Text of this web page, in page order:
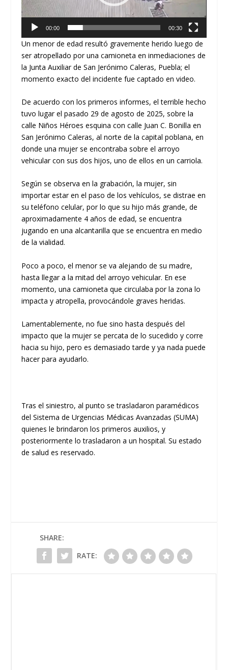
00:00 00:30
Un menor de edad resultó gravemente herido luego de
ser atropellado por una camioneta en inmediaciones de
la Junta Auxiliar de San Jerónimo Caleras, Puebla; el
momento exacto del incidente fue captado en video.
De acuerdo con los primeros informes, el terrible hecho
tuvo lugar el pasado 29 de agosto de 2025, sobre la
calle Niños Héroes esquina con calle Juan C. Bonilla en
San Jerónimo Caleras, al norte de la capital poblana, en
donde una mujer se encontraba sobre el arroyo
vehicular con sus dos hijos, uno de ellos en un carriola.
Según se observa en la grabación, la mujer, sin
importar estar en el paso de los vehículos, se distrae en
su teléfono celular, por lo que su hijo más grande, de
aproximadamente 4 años de edad, se encuentra
jugando en una alcantarilla que se encuentra en medio
de la vialidad.
Poco a poco, el menor se va alejando de su madre,
hasta llegar a la mitad del arroyo vehicular. En ese
momento, una camioneta que circulaba por la zona lo
impacta y atropella, provocándole graves heridas.
Lamentablemente, no fue sino hasta después del
impacto que la mujer se percata de lo sucedido y corre
hacia su hijo, pero es demasiado tarde y ya nada puede
hacer para ayudarlo.
Tras el siniestro, al punto se trasladaron paramédicos
del Sistema de Urgencias Médicas Avanzadas (SUMA)
quienes le brindaron los primeros auxilios, y
posteriormente lo trasladaron a un hospital. Su estado
de salud es reservado.
SHARE:
RATE: